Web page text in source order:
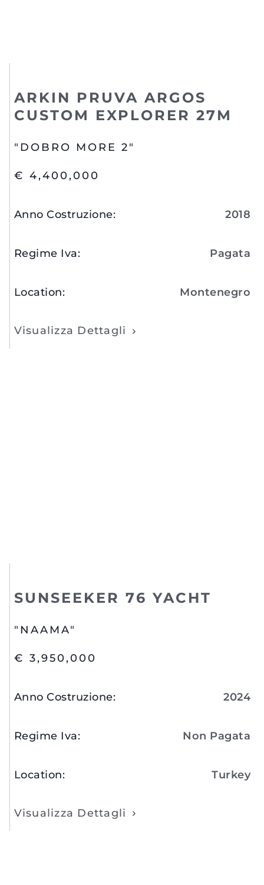
ARKIN PRUVA ARGOS
CUSTOM EXPLORER 27M
"DOBRO MORE 2"
€ 4,400,000
Anno Costruzione: 2018
Regime Iva: Pagata
Location: Montenegro
Visualizza Dettagli
SUNSEEKER 76 YACHT
"NAAMA"
€ 3,950,000
Anno Costruzione: 2024
Regime Iva: Non Pagata
Location: Turkey
Visualizza Dettagli